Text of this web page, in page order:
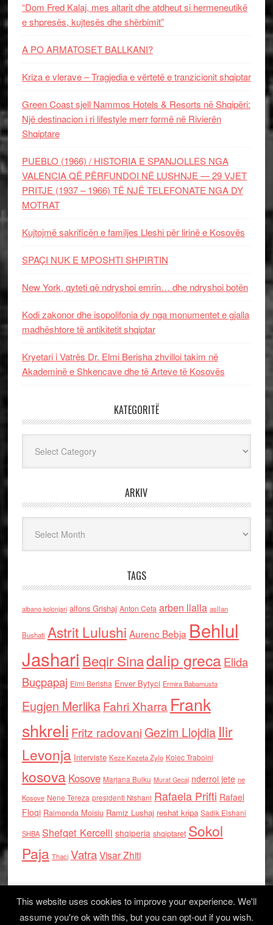
“Dom Fred Kalaj, mes altarit dhe atdheut si hermeneutikë
e shpresës, kujtesës dhe shërbimit”
A PO ARMATOSET BALLKANI?
Kriza e vlerave – Tragjedia e vërtetë e tranzicionit shqiptar
Green Coast sjell Nammos Hotels & Resorts në Shqipëri:
Një destinacion i ri lifestyle merr formë në Rivierën
Shqiptare
PUEBLO (1966) / HISTORIA E SPANJOLLES NGA
VALENCIA QË PËRFUNDOI NË LUSHNJE — 29 VJET
PRITJE (1937 – 1966) TË NJË TELEFONATE NGA DY
MOTRAT
Kujtojmë sakrificën e familjes Lleshi për lirinë e Kosovës
SPAÇI NUK E MPOSHTI SHPIRTIN
New York, qyteti që ndryshoi emrin… dhe ndryshoi botën
Kodi zakonor dhe isopolifonia dy nga monumentet e gjalla
madhështore të antikitetit shqiptar
Kryetari i Vatrës Dr. Elmi Berisha zhvilloi takim në
Akademinë e Shkencave dhe të Arteve të Kosovës
KATEGORITË
ARKIV
TAGS
albano kolonjari alfons Grishaj Anton Cefa arben llalla asllan
Bushati Astrit Lulushi Aurenc Bebja Behlul
Jashari Beqir Sinadalip grecaElida
Buçpapaj Elmi Berisha Enver Bytyci Ermira Babamusta
Eugjen MerlikaFahri Xharra Frank
shkreli Fritz radovaniGezim Llojdia Ilir
Levonja Interviste Keze Kozeta Zylo Kolec Traboini
kosova Kosove Marjana Bulku Murat Gecaj nderroi jete ne
Kosove Nene Tereza presidenti Nishani Rafaela Prifti Rafael
Floqi Raimonda Moisiu Ramiz Lushaj reshat kripa Sadik Elshani
SHBA Shefqet Kercelli shqiperia shqiptaret Sokol
Paja Thaci VatraVisar Zhiti
This website uses cookies to improve your experience. We'll
assume you're ok with this, but you can opt-out if you wish.